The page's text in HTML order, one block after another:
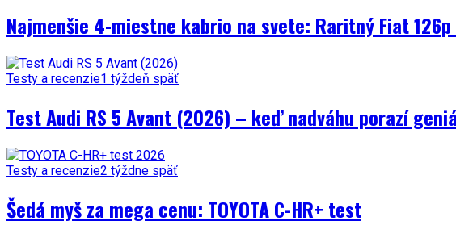
Najmenšie 4-miestne kabrio na svete: Raritný Fiat
Testy a recenzie1 týždeň späť
Test Audi RS 5 Avant (2026) – keď nadváhu porazí
Testy a recenzie2 týždne späť
Šedá myš za mega cenu: TOYOTA C-HR+ test